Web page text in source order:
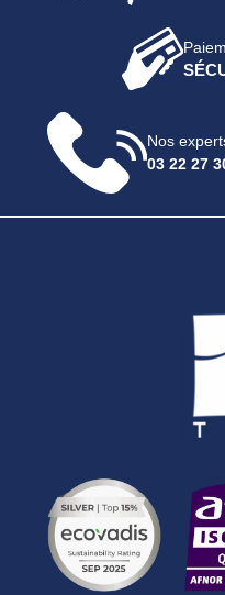
Nos
03 22 27